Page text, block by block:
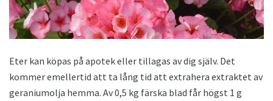
Eter kan köpas på apotek eller tillagas av dig själv. Det
kommer emellertid att ta lång tid att extrahera extraktet av
geraniumolja hemma. Av 0,5 kg färska blad får högst 1 g